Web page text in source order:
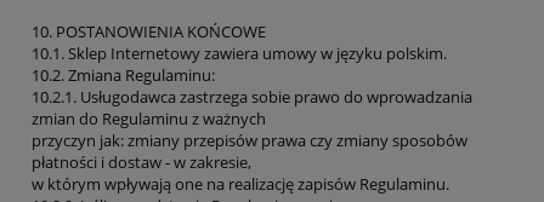
10. POSTANOWIENIA KOŃCOWE
10.1. Sklep Internetowy zawiera umowy w języku polskim.
10.2. Zmiana Regulaminu:
10.2.1. Usługodawca zastrzega sobie prawo do wprowadzania
zmian do Regulaminu z ważnych
przyczyn jak: zmiany przepisów prawa czy zmiany sposobów
płatności i dostaw - w zakresie,
w którym wpływają one na realizację zapisów Regulaminu.